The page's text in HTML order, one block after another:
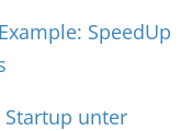
SpeedUp
Startup unter